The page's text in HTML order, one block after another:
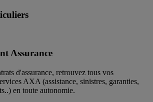
Assurance
d'assurance, retrouvez tous vos
AXA (assistance, sinistres, garanties,
en toute autonomie.